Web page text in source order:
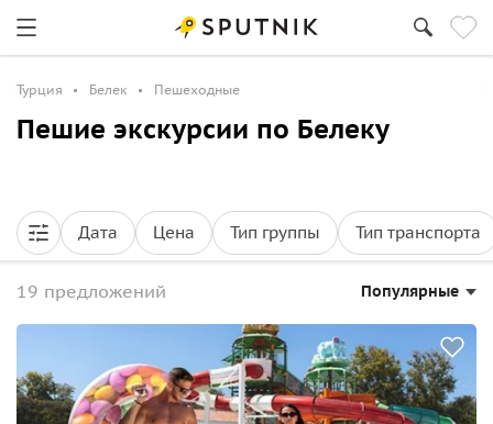
Турция Белек Пешеходные
Пешие экскурсии по Белеку
Дата Цена Тип группы Тип транспорта
19 предложений Популярные